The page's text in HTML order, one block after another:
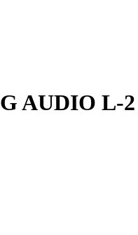
AUDIO L-2